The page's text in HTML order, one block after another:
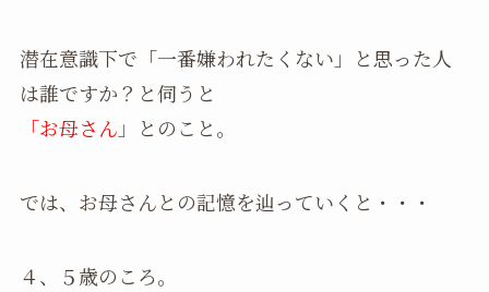
潜在意識下で「一番嫌われたくない」と思った人
は誰ですか？と伺うと
「お母さん」
とのこと。
では、お母さんとの記憶を辿っていくと・・・
４、５歳のころ。